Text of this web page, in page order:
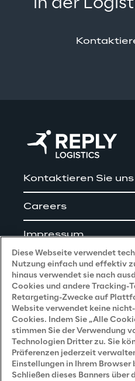
Kontaktieren Sie uns
Careers
Impressum
Privacy and Legal
Datenschutz- und Cookie
Datenschutzhinweis
Datenschutzhinweis (Kunden)
Diese Webseite verwendet
Nutzung einfach und effektiv
hinaus verwendet sie nach
Cookies und andere Tracking-
Retargeting-Zwecke auf
Website verwendet keine
Cookies. Indem Sie „Alle
stimmen Sie der Verwendung
Technologien Dritter zu. Sie
Präferenzen jederzeit
Einstellungen in Ihrem
Schließen dieses Banners über